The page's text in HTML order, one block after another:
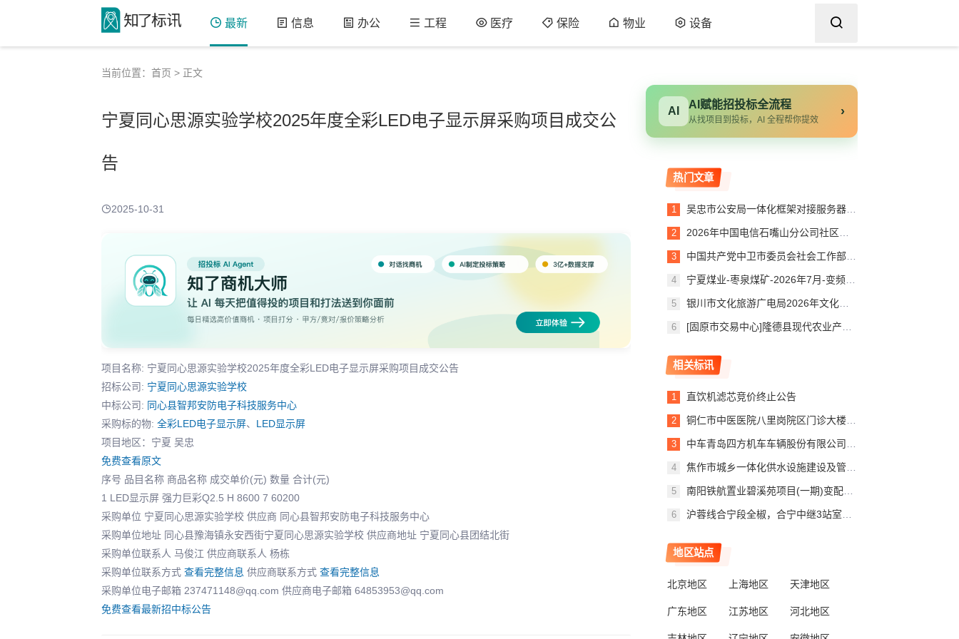
最新 信息 办公 工程 医疗 保险 物业 设备
当前位置： 首页 > 正文
宁夏同心思源实验学校2025年度全彩LED电子显示屏采购项目成交公
告
2025-10-31
项目名称: 宁夏同心思源实验学校2025年度全彩LED电子显示屏采购项目成交公告
招标公司: 宁夏同心思源实验学校
中标公司: 同心县智邦安防电子科技服务中心
采购标的物: 全彩LED电子显示屏、 LED显示屏
项目地区：宁夏 吴忠
免费查看原文
序号 品目名称 商品名称 成交单价(元) 数量 合计(元)
1 LED显示屏 强力巨彩Q2.5 H 8600 7 60200
采购单位 宁夏同心思源实验学校 供应商 同心县智邦安防电子科技服务中心
采购单位地址 同心县豫海镇永安西街宁夏同心思源实验学校 供应商地址 宁夏同心县团结北街
采购单位联系人 马俊江 供应商联系人 杨栋
采购单位联系方式 查看完整信息 供应商联系方式 查看完整信息
采购单位电子邮箱 237471148@qq.com 供应商电子邮箱 64853953@qq.com
免费查看最新招中标公告
AI
AI赋能招投标全流程
从找项目到投标，AI 全程帮你提效
›
热门文章
吴忠市公安局一体化框架对接服务器项目验收报告
2026年中国电信石嘴山分公司社区治理服务平台建设项目（第二次）询比公告
中国共产党中卫市委员会社会工作部购买操作系统及办公软件成交公告
宁夏煤业-枣泉煤矿-2026年7月-变频器配件-（大连汇川）-(JXH)
银川市文化旅游广电局2026年文化旅游活动第三方绩效评估项目竞争性磋商公告
[固原市交易中心]隆德县现代农业产业园规模养殖场建设项目隆德县现代农业产业园规模养殖场建设项目一标段合同信息公示
相关标讯
直饮机滤芯竞价终止公告
铜仁市中医医院八里岗院区门诊大楼一楼门诊大厅空调采购项目竞价终止公告
中车青岛四方机车车辆股份有限公司园区低空智能巡检项目无人机及配件询比采购评标公示
焦作市城乡一体化供水设施建设及管网漏损治理项目---塔北路，新安路，龙源路，世纪路等21条路段给水管道工程变更公告
南阳铁航置业碧溪苑项目(一期)变配电工程项目--废标公告
沪蓉线合宁段全椒，合宁中继3站室外信号设备大修工程自购物资设备招标评标公示
地区站点
北京地区 上海地区 天津地区
广东地区 江苏地区 河北地区